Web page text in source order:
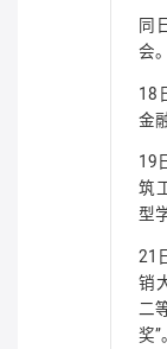
同
会。
18
金
19
筑
型
21
销
二
奖”。